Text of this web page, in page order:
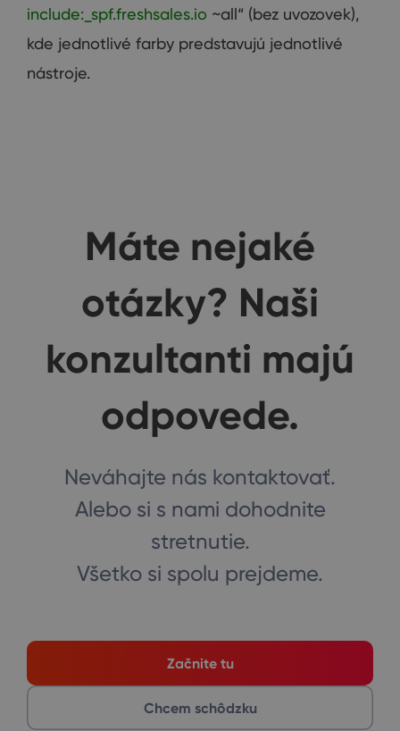
include:_spf.freshsales.io ~all“ (bez uvozovek),
kde jednotlivé farby predstavujú jednotlivé
nástroje.
Máte nejaké
otázky? Naši
konzultanti majú
odpovede.
Neváhajte nás kontaktovať.
Alebo si s nami dohodnite
stretnutie.
Všetko si spolu prejdeme.
Začnite tu
Chcem schôdzku